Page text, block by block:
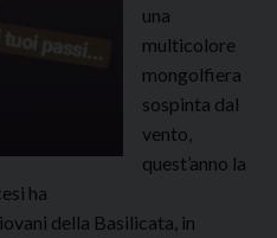
una
multicolore
mongolfiera
sospinta dal
vento,
quest’anno la
ha
della Basilicata, in